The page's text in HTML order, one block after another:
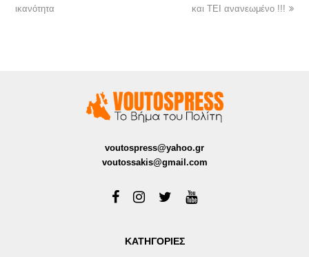
ικανότητα
και ΤΕΙ ανανεωμένο !!!
voutospress@yahoo.gr
voutossakis@gmail.com
ΚΑΤΗΓΟΡΙΕΣ